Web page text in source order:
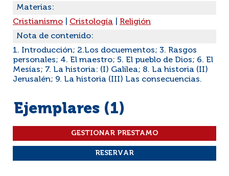
Materias:
Cristianismo
Cristología
Religión
Nota de contenido:
1. Introducción; 2.Los docuementos; 3. Rasgos
personales; 4. El maestro; 5. El pueblo de Dios; 6. El
Mesías; 7. La historia: (I) Galilea; 8. La historia (II)
Jerusalén; 9. La historia (III) Las consecuencias.
Ejemplares (1)